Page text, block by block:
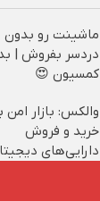
ماشینت رو بدون
دردسر بفروش |
کمسیون 😍
والکس: بازار امن
خرید و فروش
دارایی‌های